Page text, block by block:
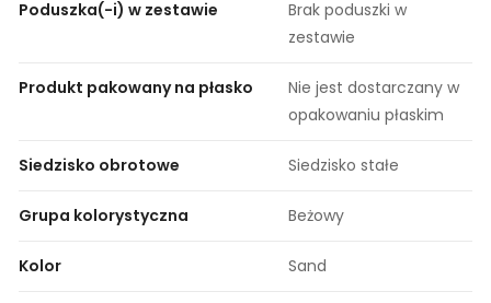
Poduszka(-i) w zestawie
Brak poduszki w
zestawie
Produkt pakowany na płasko
Nie jest dostarczany w
opakowaniu płaskim
Siedzisko obrotowe Siedzisko stałe
Grupa kolorystyczna Beżowy
Kolor Sand